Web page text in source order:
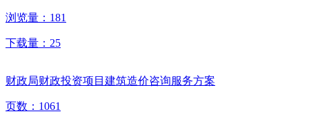
浏览量： 181
下载量： 25
财政局财政投资项目建筑造价咨询服务方案
页数： 1061